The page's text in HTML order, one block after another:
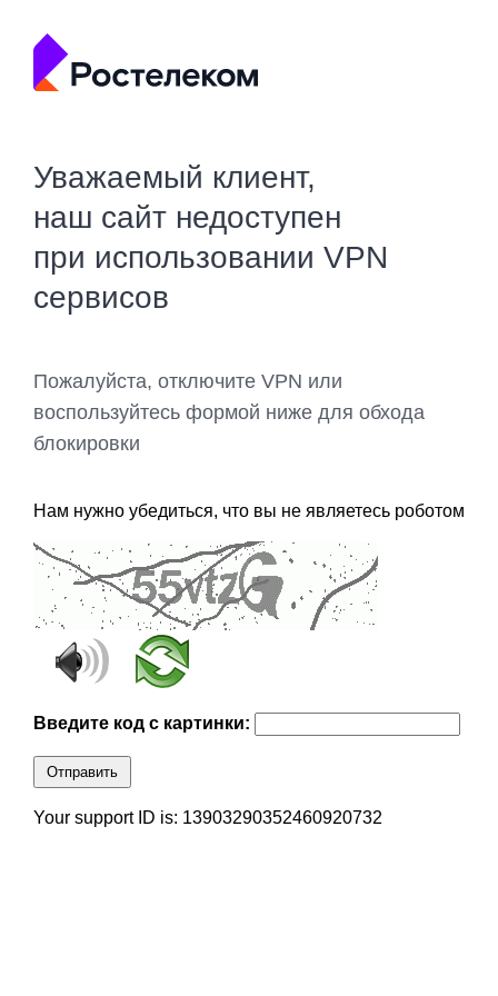
Уважаемый клиент,
наш сайт недоступен
при использовании VPN
сервисов
Пожалуйста, отключите VPN или
воспользуйтесь формой ниже для обхода
блокировки
Нам нужно убедиться, что вы не являетесь роботом
Введите код с картинки:
Отправить
Your support ID is: 13903290352460920732